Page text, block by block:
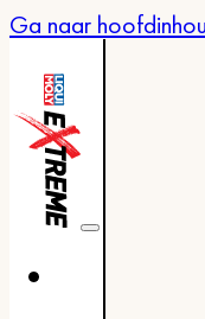
Ga naar